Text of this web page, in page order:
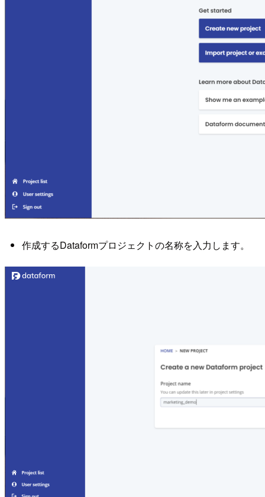
作成するDataformプロジェクトの名称を入力します。